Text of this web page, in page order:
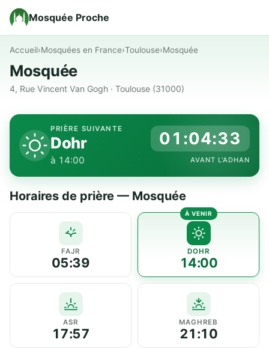
Mosquée Proche
Accueil›Mosquées en France›Toulouse›Mosquée
Mosquée
4, Rue Vincent Van Gogh · Toulouse (31000)
PRIÈRE SUIVANTE
Dohr
à 14:00
01:04:32
AVANT L'ADHAN
Horaires de prière — Mosquée
FAJR
05:39
DOHR
14:00
ASR
17:57
MAGHREB
21:10